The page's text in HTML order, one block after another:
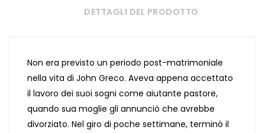
DETTAGLI DEL PRODOTTO
Non era previsto un periodo post-matrimoniale
nella vita di John Greco. Aveva appena accettato
il lavoro dei suoi sogni come aiutante pastore,
quando sua moglie gli annunciò che avrebbe
divorziato. Nel giro di poche settimane, terminò il